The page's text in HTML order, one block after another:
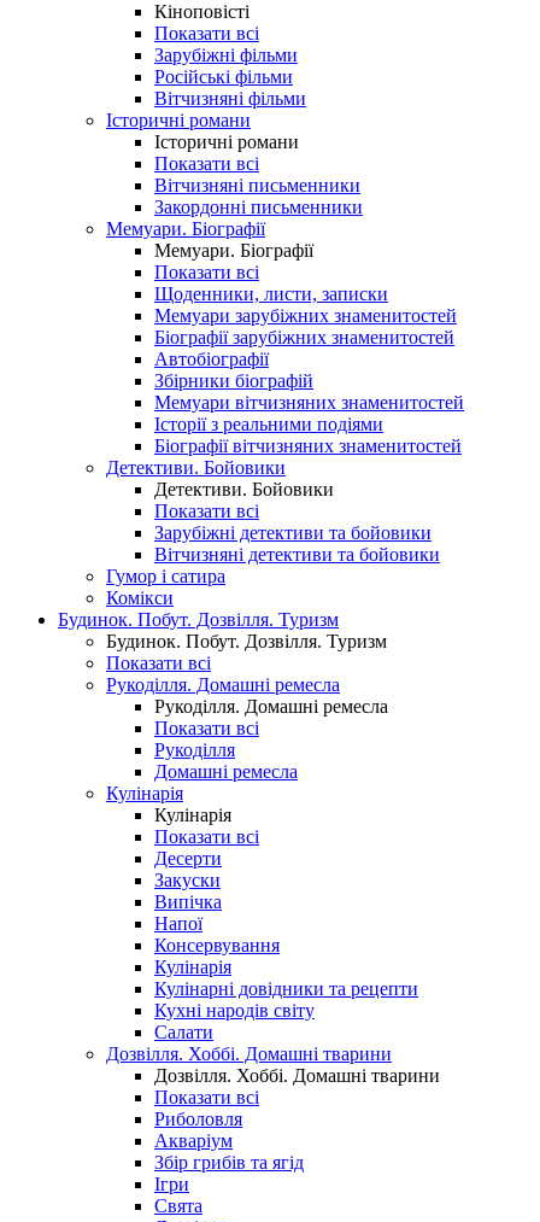
Кіноповісті
Показати всі
Зарубіжні фільми
Російські фільми
Вітчизняні фільми
Історичні романи
Історичні романи
Показати всі
Вітчизняні письменники
Закордонні письменники
Мемуари. Біографії
Мемуари. Біографії
Показати всі
Щоденники, листи, записки
Мемуари зарубіжних знаменитостей
Біографії зарубіжних знаменитостей
Автобіографії
Збірники біографій
Мемуари вітчизняних знаменитостей
Історії з реальними подіями
Біографії вітчизняних знаменитостей
Детективи. Бойовики
Детективи. Бойовики
Показати всі
Зарубіжні детективи та бойовики
Вітчизняні детективи та бойовики
Гумор і сатира
Комікси
Будинок. Побут. Дозвілля. Туризм
Будинок. Побут. Дозвілля. Туризм
Показати всі
Рукоділля. Домашні ремесла
Рукоділля. Домашні ремесла
Показати всі
Рукоділля
Домашні ремесла
Кулінарія
Кулінарія
Показати всі
Десерти
Закуски
Випічка
Напої
Консервування
Кулінарія
Кулінарні довідники та рецепти
Кухні народів світу
Салати
Дозвілля. Хоббі. Домашні тварини
Дозвілля. Хоббі. Домашні тварини
Показати всі
Риболовля
Акваріум
Збір грибів та ягід
Ігри
Свята